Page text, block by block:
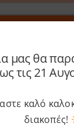
Online 3D
Spectrum –
μας θα
τις 21
καλό
διακοπές!